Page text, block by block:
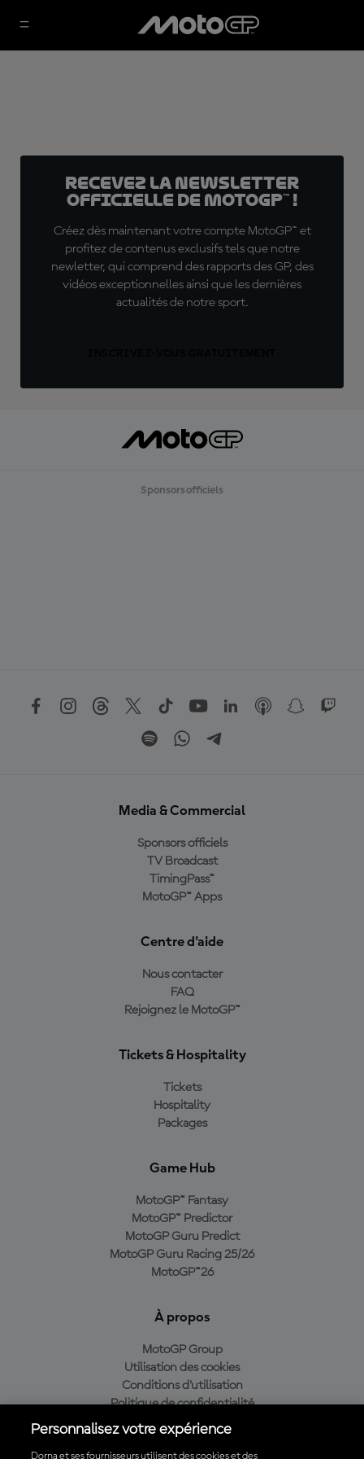
Recevez la Newsletter
officielle de MotoGP™ !
Créez dès maintenant votre compte MotoGP™ et
profitez de contenus exclusifs tels que notre
newletter, qui comprend des rapports des GP, des
vidéos exceptionnelles ainsi que les dernières
actualités de notre sport.
Sponsors officiels
Media & Commercial
Sponsors officiels
TV Broadcast
TimingPass™
MotoGP™ Apps
Centre d'aide
Nous contacter
FAQ
Rejoignez le MotoGP™
Tickets & Hospitality
Tickets
Hospitality
Packages
Game Hub
MotoGP™ Fantasy
MotoGP™ Predictor
MotoGP Guru Predict
MotoGP Guru Racing 25/26
MotoGP™26
À propos
MotoGP Group
Utilisation des cookies
Conditions d'utilisation
Politique de confidentialité
Politique d’achat
Personnalisez votre expérience
Dorna et ses fournisseurs utilisent des cookies et des